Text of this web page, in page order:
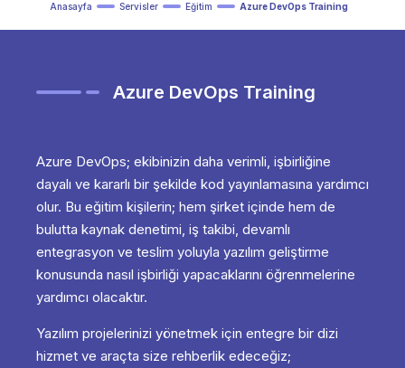
Anasayfa Servisler Eğitim Azure DevOps Training
Azure DevOps Training
Azure DevOps; ekibinizin daha verimli, işbirliğine
dayalı ve kararlı bir şekilde kod yayınlamasına yardımcı
olur. Bu eğitim kişilerin; hem şirket içinde hem de
bulutta kaynak denetimi, iş takibi, devamlı
entegrasyon ve teslim yoluyla yazılım geliştirme
konusunda nasıl işbirliği yapacaklarını öğrenmelerine
yardımcı olacaktır.
Yazılım projelerinizi yönetmek için entegre bir dizi
hizmet ve araçta size rehberlik edeceğiz;